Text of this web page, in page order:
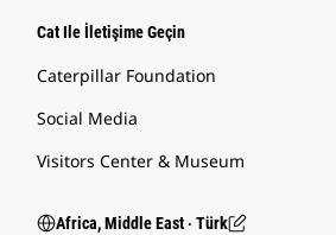
Cat Ile İletişime Geçin
Caterpillar Foundation
Social Media
Visitors Center & Museum
Africa, Middle East ‧ Türk